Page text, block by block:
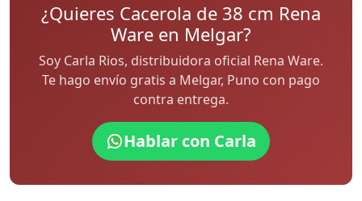
¿Quieres Cacerola de 38 cm Rena
Ware en Melgar?
Soy Carla Rios, distribuidora oficial Rena Ware.
Te hago envío gratis a Melgar, Puno con pago
contra entrega.
Hablar con Carla